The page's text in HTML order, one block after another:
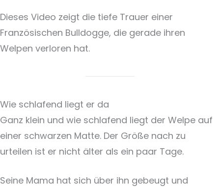
Dieses Video zeigt die tiefe Trauer einer
Französischen Bulldogge, die gerade ihren
Welpen verloren hat.
Wie schlafend liegt er da
Ganz klein und wie schlafend liegt der Welpe auf
einer schwarzen Matte. Der Größe nach zu
urteilen ist er nicht älter als ein paar Tage.
Seine Mama hat sich über ihn gebeugt und